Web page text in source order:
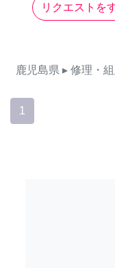
リクエストを
鹿児島県 ▸ 修理・
1